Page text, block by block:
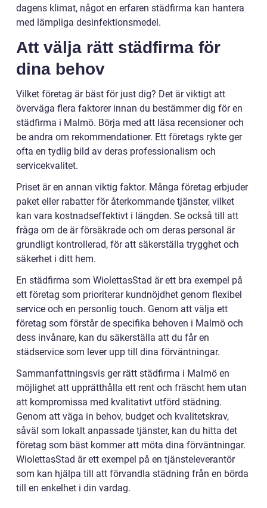
dagens klimat, något en erfaren städfirma kan hantera
med lämpliga desinfektionsmedel.
Att välja rätt städfirma för
dina behov
Vilket företag är bäst för just dig? Det är viktigt att
överväga flera faktorer innan du bestämmer dig för en
städfirma i Malmö. Börja med att läsa recensioner och
be andra om rekommendationer. Ett företags rykte ger
ofta en tydlig bild av deras professionalism och
servicekvalitet.
Priset är en annan viktig faktor. Många företag erbjuder
paket eller rabatter för återkommande tjänster, vilket
kan vara kostnadseffektivt i längden. Se också till att
fråga om de är försäkrade och om deras personal är
grundligt kontrollerad, för att säkerställa trygghet och
säkerhet i ditt hem.
En städfirma som WiolettasStad är ett bra exempel på
ett företag som prioriterar kundnöjdhet genom flexibel
service och en personlig touch. Genom att välja ett
företag som förstår de specifika behoven i Malmö och
dess invånare, kan du säkerställa att du får en
städservice som lever upp till dina förväntningar.
Sammanfattningsvis ger rätt städfirma i Malmö en
möjlighet att upprätthålla ett rent och fräscht hem utan
att kompromissa med kvalitativt utförd städning.
Genom att väga in behov, budget och kvalitetskrav,
såväl som lokalt anpassade tjänster, kan du hitta det
företag som bäst kommer att möta dina förväntningar.
WiolettasStad är ett exempel på en tjänsteleverantör
som kan hjälpa till att förvandla städning från en börda
till en enkelhet i din vardag.